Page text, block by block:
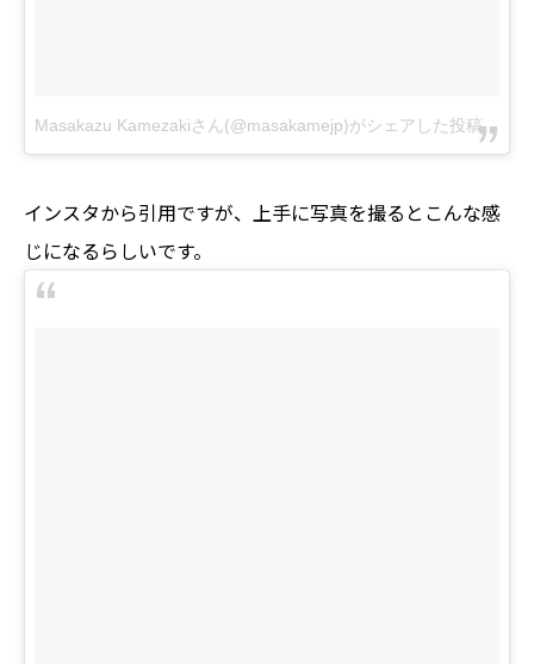
Masakazu Kamezakiさん(@masakamejp)がシェアした投稿
–
インスタから引用ですが、上手に写真を撮るとこんな感
じになるらしいです。